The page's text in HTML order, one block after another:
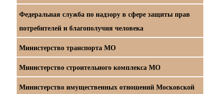
Федеральная служба по надзору в сфере защиты прав
потребителей и благополучия человека
Министерство транспорта МО
Министерство строительного комплекса МО
Министерство имущественных отношений Московской